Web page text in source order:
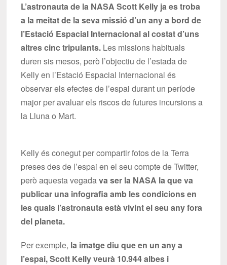
L’astronauta de la NASA Scott Kelly ja es troba
a la meitat de la seva missió d’un any a bord de
l’Estació Espacial Internacional al costat d’uns
altres cinc tripulants. Les missions habituals
duren sis mesos, però l’objectiu de l’estada de
Kelly en l’Estació Espacial Internacional és
observar els efectes de l’espai durant un període
major per avaluar els riscos de futures incursions a
la Lluna o Mart.
Kelly és conegut per compartir fotos de la Terra
preses des de l’espai en el seu compte de Twitter,
però aquesta vegadava ser la NASA la que va
publicar una infografia amb les condicions en
les quals l’astronauta està vivint el seu any fora
del planeta.
Per exemple, la imatge diu que en un any a
l’espai, Scott Kelly veurà 10.944 albes i